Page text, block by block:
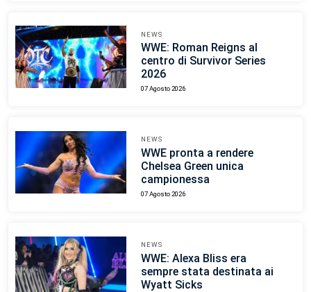
NEWS
WWE: Roman Reigns al
centro di Survivor Series
2026
07 Agosto 2026
NEWS
WWE pronta a rendere
Chelsea Green unica
campionessa
07 Agosto 2026
NEWS
WWE: Alexa Bliss era
sempre stata destinata ai
Wyatt Sicks